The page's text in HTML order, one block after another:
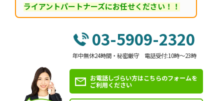
ライアントパートナーズにお任せください！！
03-5909-2320
年中無休24時間・秘密厳守 電話受付:10時～23時
お電話しづらい方はこちらのフォームを
ご利用ください